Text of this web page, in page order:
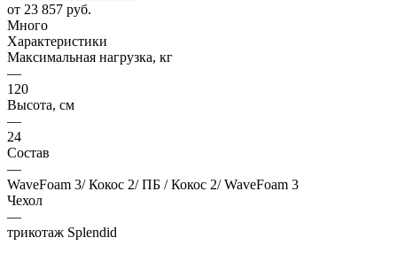
от 23 857 руб.
Много
Характеристики
Максимальная нагрузка, кг
—
120
Высота, см
—
24
Состав
—
WaveFoam 3/ Кокос 2/ ПБ / Кокос 2/ WaveFoam 3
Чехол
—
трикотаж Splendid